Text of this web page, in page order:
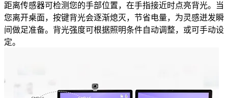
距离传感器可检测您的手部位置，在手指接近时点亮背光。当
您离开桌面，按键背光会逐渐熄灭，节省电量，为灵感迸发瞬
间做足准备。背光强度可根据照明条件自动调整，或可手动设
定。